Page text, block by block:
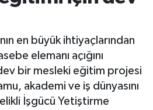
en büyük ihtiyaçlarından
elemanı açığını
bir mesleki eğitim projesi
akademi ve iş dünyasını
İşgücü Yetiştirme